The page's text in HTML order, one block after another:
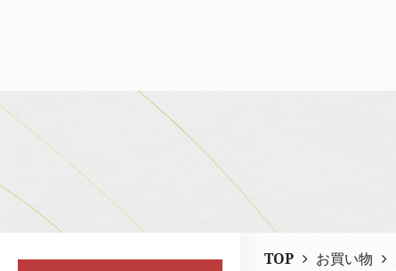
TOP お買い物